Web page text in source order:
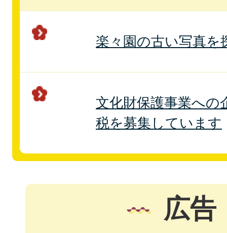
楽々園の古い写真を
文化財保護事業への
税を募集しています
広告